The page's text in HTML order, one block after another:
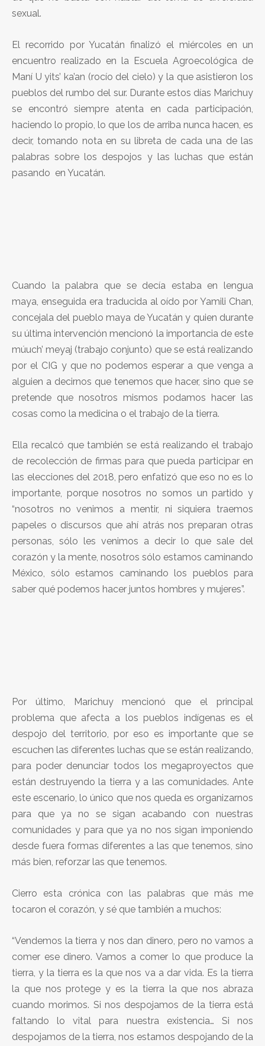
sexual.
El recorrido por Yucatán finalizó el miércoles en un
encuentro realizado en la Escuela Agroecológica de
Maní U yits’ ka’an (rocío del cielo) y la que asistieron los
pueblos del rumbo del sur. Durante estos días Marichuy
se encontró siempre atenta en cada participación,
haciendo lo propio, lo que los de arriba nunca hacen, es
decir, tomando nota en su libreta de cada una de las
palabras sobre los despojos y las luchas que están
pasando en Yucatán.
Cuando la palabra que se decía estaba en lengua
maya, enseguida era traducida al oído por Yamili Chan,
concejala del pueblo maya de Yucatán y quien durante
su última intervención mencionó la importancia de este
múuch’ meyaj (trabajo conjunto) que se está realizando
por el CIG y que no podemos esperar a que venga a
alguien a decirnos que tenemos que hacer, sino que se
pretende que nosotros mismos podamos hacer las
cosas como la medicina o el trabajo de la tierra.
Ella recalcó que también se está realizando el trabajo
de recolección de firmas para que pueda participar en
las elecciones del 2018, pero enfatizó que eso no es lo
importante, porque nosotros no somos un partido y
“nosotros no venimos a mentir, ni siquiera traemos
papeles o discursos que ahí atrás nos preparan otras
personas, sólo les venimos a decir lo que sale del
corazón y la mente, nosotros sólo estamos caminando
México, sólo estamos caminando los pueblos para
saber qué podemos hacer juntos hombres y mujeres”.
Por último, Marichuy mencionó que el principal
problema que afecta a los pueblos indígenas es el
despojo del territorio, por eso es importante que se
escuchen las diferentes luchas que se están realizando,
para poder denunciar todos los megaproyectos que
están destruyendo la tierra y a las comunidades. Ante
este escenario, lo único que nos queda es organizarnos
para que ya no se sigan acabando con nuestras
comunidades y para que ya no nos sigan imponiendo
desde fuera formas diferentes a las que tenemos, sino
más bien, reforzar las que tenemos.
Cierro esta crónica con las palabras que más me
tocaron el corazón, y sé que también a muchos:
“Vendemos la tierra y nos dan dinero, pero no vamos a
comer ese dinero. Vamos a comer lo que produce la
tierra, y la tierra es la que nos va a dar vida. Es la tierra
la que nos protege y es la tierra la que nos abraza
cuando morimos. Si nos despojamos de la tierra está
faltando lo vital para nuestra existencia… Si nos
despojamos de la tierra, nos estamos despojando de la